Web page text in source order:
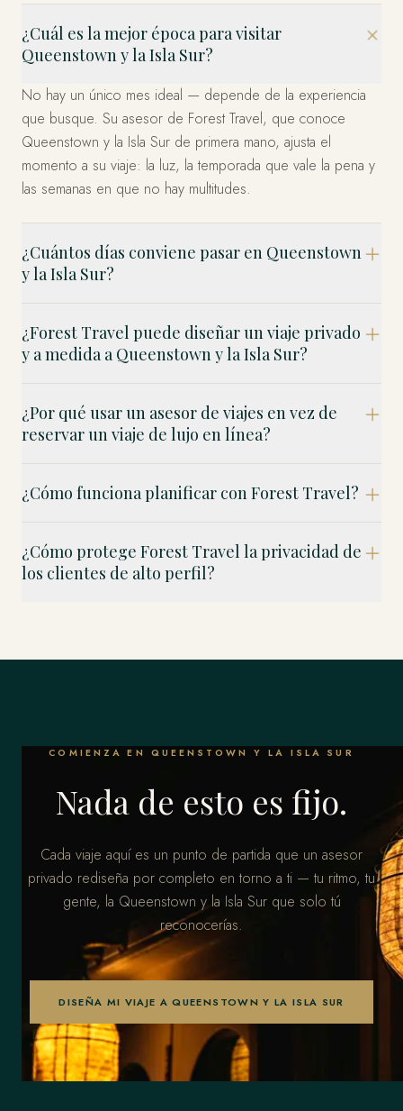
¿Cuál es la mejor época para visitar
Queenstown y la Isla Sur?
No hay un único mes ideal — depende de la experiencia
que busque. Su asesor de Forest Travel, que conoce
Queenstown y la Isla Sur de primera mano, ajusta el
momento a su viaje: la luz, la temporada que vale la pena y
las semanas en que no hay multitudes.
¿Cuántos días conviene pasar en Queenstown
y la Isla Sur?
¿Forest Travel puede diseñar un viaje privado
y a medida a Queenstown y la Isla Sur?
¿Por qué usar un asesor de viajes en vez de
reservar un viaje de lujo en línea?
¿Cómo funciona planificar con Forest Travel?
¿Cómo protege Forest Travel la privacidad de
los clientes de alto perfil?
COMIENZA EN QUEENSTOWN Y LA ISLA SUR
Nada de esto es fijo.
Cada viaje aquí es un punto de partida que un asesor
privado rediseña por completo en torno a ti — tu ritmo, tu
gente, la Queenstown y la Isla Sur que solo tú
reconocerías.
DISEÑA MI VIAJE A QUEENSTOWN Y LA ISLA SUR